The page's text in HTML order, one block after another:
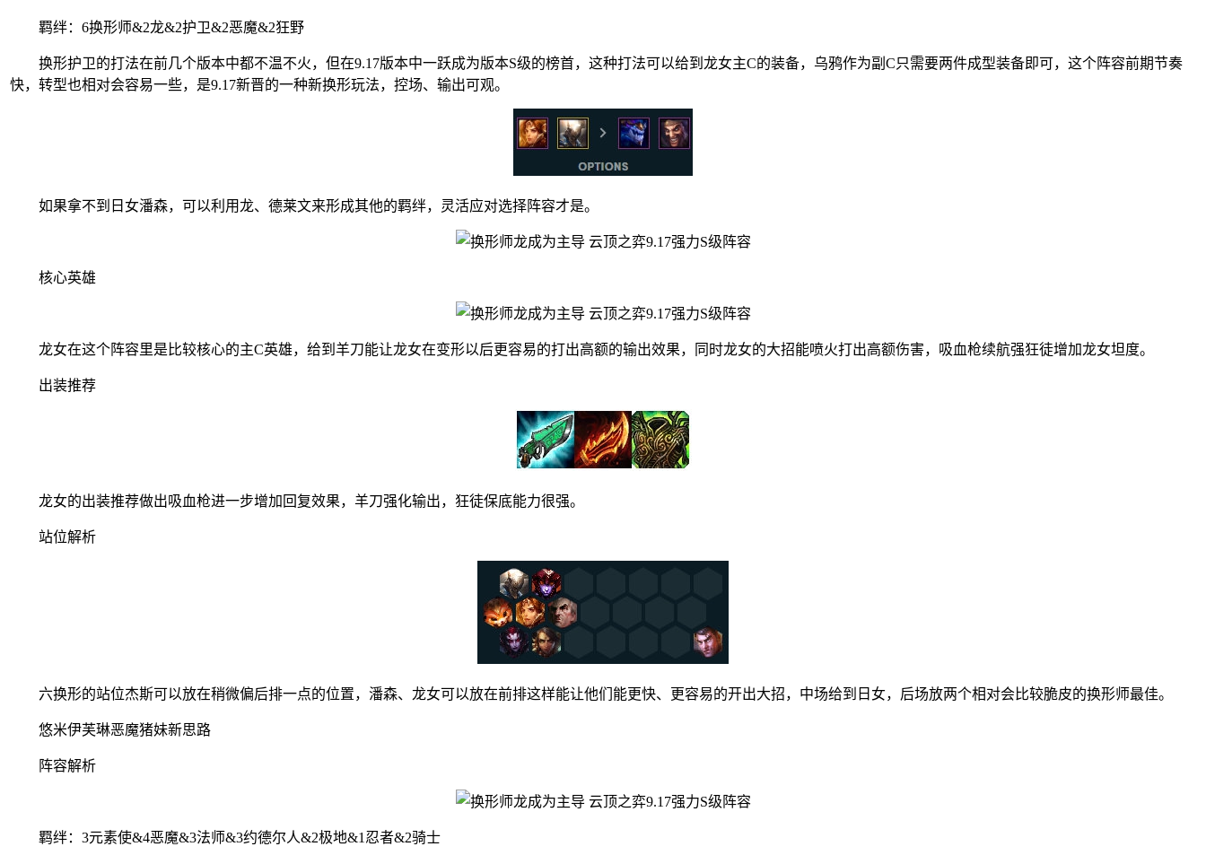
羁绊：6换形师&2龙&2护卫&2恶魔&2狂野
换形护卫的打法在前几个版本中都不温不火，但在9.17版本中一跃成为版本S级的榜首，这种打法可以给到龙女主C的装备，乌鸦作为副C只需要两件成型装备即可，这个阵容前期节奏
快，转型也相对会容易一些，是9.17新晋的一种新换形玩法，控场、输出可观。
如果拿不到日女潘森，可以利用龙、德莱文来形成其他的羁绊，灵活应对选择阵容才是。
核心英雄
龙女在这个阵容里是比较核心的主C英雄，给到羊刀能让龙女在变形以后更容易的打出高额的输出效果，同时龙女的大招能喷火打出高额伤害，吸血枪续航强狂徒增加龙女坦度。
出装推荐
龙女的出装推荐做出吸血枪进一步增加回复效果，羊刀强化输出，狂徒保底能力很强。
站位解析
六换形的站位杰斯可以放在稍微偏后排一点的位置，潘森、龙女可以放在前排这样能让他们能更快、更容易的开出大招，中场给到日女，后场放两个相对会比较脆皮的换形师最佳。
悠米伊芙琳恶魔猪妹新思路
阵容解析
羁绊：3元素使&4恶魔&3法师&3约德尔人&2极地&1忍者&2骑士